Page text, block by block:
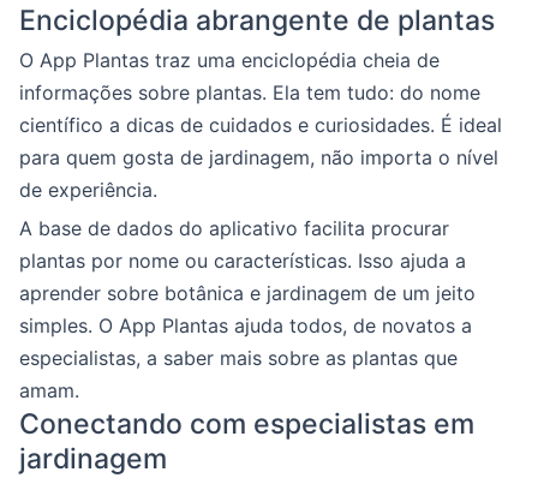
Enciclopédia abrangente de plantas
O App Plantas traz uma enciclopédia cheia de
informações sobre plantas. Ela tem tudo: do nome
científico a dicas de cuidados e curiosidades. É ideal
para quem gosta de jardinagem, não importa o nível
de experiência.
A base de dados do aplicativo facilita procurar
plantas por nome ou características. Isso ajuda a
aprender sobre botânica e jardinagem de um jeito
simples. O App Plantas ajuda todos, de novatos a
especialistas, a saber mais sobre as plantas que
amam.
Conectando com especialistas em
jardinagem